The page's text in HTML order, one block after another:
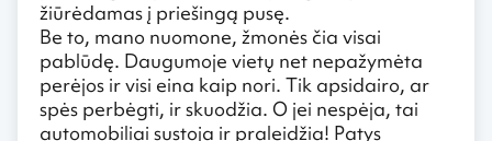
žiūrėdamas į priešingą pusę.
Be to, mano nuomone, žmonės čia visai
pablūdę. Daugumoje vietų net nepažymėta
perėjos ir visi eina kaip nori. Tik apsidairo, ar
spės perbėgti, ir skuodžia. O jei nespėja, tai
automobiliai sustoja ir praleidžia! Patys